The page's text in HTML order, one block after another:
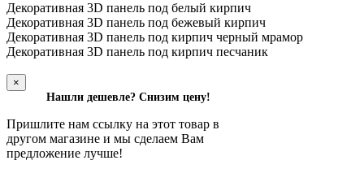
Декоративная 3D панель под белый кирпич
Декоративная 3D панель под бежевый кирпич
Декоративная 3D панель под кирпич черный мрамор
Декоративная 3D панель под кирпич песчаник
×
Нашли дешевле? Снизим цену!
Пришлите нам ссылку на этот товар в
другом магазине и мы сделаем Вам
предложение лучше!